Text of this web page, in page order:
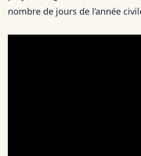
nombre de jours de l’année